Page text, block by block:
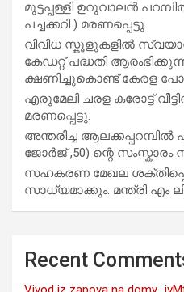
മുട്ടപ്പള്ളി ഉറുവാലൻ
പച്ചക്കറി ) മരണപ്പെട്ടു..
വിവിധ സ്കൂളുകളില്‍
കേഡറ്റ് പദ്ധതി
ക്ഷണിച്ചുകൊണ്ട് കേരള
എരുമേലി ചരള കരോട്ട്
മരണപ്പെട്ടു.
അന്തരിച്ച
ജോർജ് ,50) ന്റെ സംസ്കാരം
സഹകരണ മേഖല
സാധ്യമാക്കും: മന്ത്രി എം
Recent